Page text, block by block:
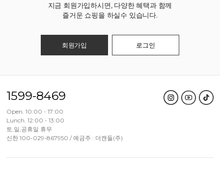
지금 회원가입하시면, 다양한 혜택과 함께
즐거운 쇼핑을 하실수 있습니다.
회원가입 로그인
1599-8469
Open. 10:00 - 17:00
Lunch. 12:00 - 13:00
토,일,공휴일 휴무
신한 100-029-867950 / 예금주 : 더캔들(주)